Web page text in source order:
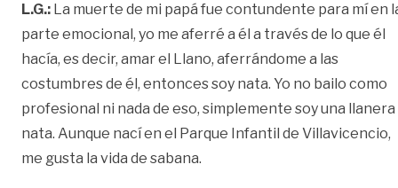
L.G.: La muerte de mi papá fue contundente para mí en
parte emocional, yo me aferré a él a través de lo que él
hacía, es decir, amar el Llano, aferrándome a las
costumbres de él, entonces soy nata. Yo no bailo como
profesional ni nada de eso, simplemente soy una llanera
nata. Aunque nací en el Parque Infantil de Villavicencio,
me gusta la vida de sabana.